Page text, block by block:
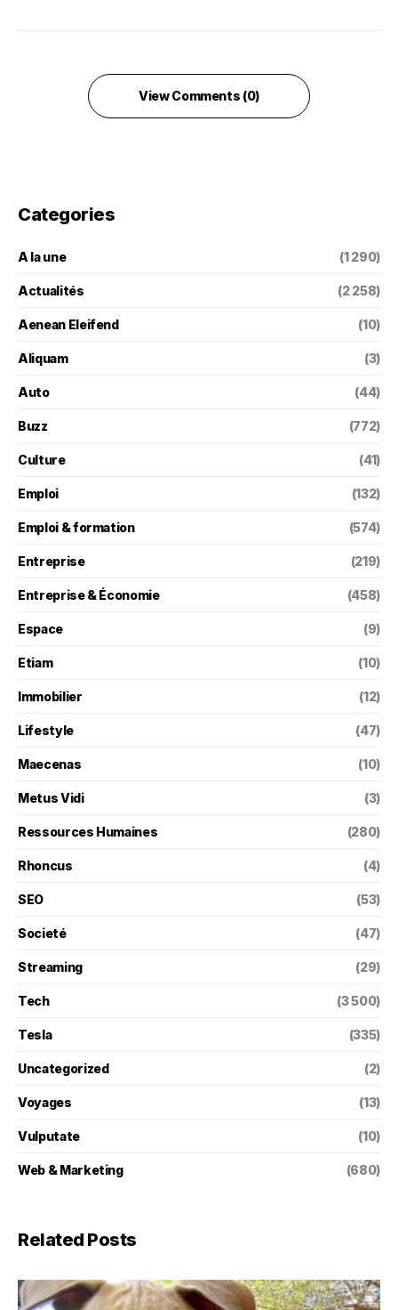
View Comments (0)
Categories
A la une (1 290)
Actualités (2 258)
Aenean Eleifend (10)
Aliquam (3)
Auto (44)
Buzz (772)
Culture (41)
Emploi (132)
Emploi & formation (574)
Entreprise (219)
Entreprise & Économie (458)
Espace (9)
Etiam (10)
Immobilier (12)
Lifestyle (47)
Maecenas (10)
Metus Vidi (3)
Ressources Humaines (280)
Rhoncus (4)
SEO (53)
Societé (47)
Streaming (29)
Tech (3 500)
Tesla (335)
Uncategorized (2)
Voyages (13)
Vulputate (10)
Web & Marketing (680)
Related Posts